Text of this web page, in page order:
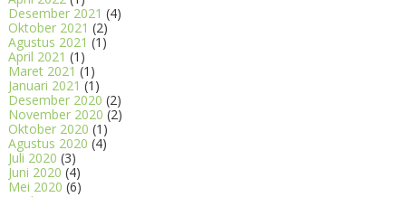
Desember 2021 (4)
Oktober 2021 (2)
Agustus 2021 (1)
April 2021 (1)
Maret 2021 (1)
Januari 2021 (1)
Desember 2020 (2)
November 2020 (2)
Oktober 2020 (1)
Agustus 2020 (4)
Juli 2020 (3)
Juni 2020 (4)
Mei 2020 (6)